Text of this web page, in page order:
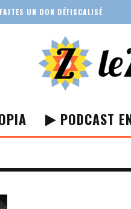
FAITES UN DON DÉFISCALISÉ
PODCAST